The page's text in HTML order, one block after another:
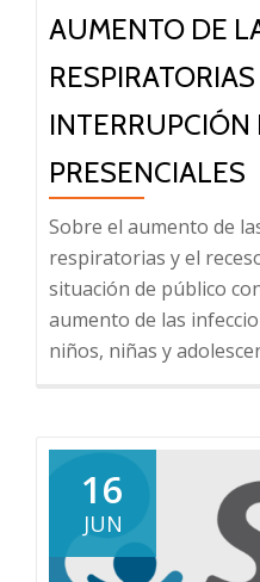
AUMENTO DE
INTERRUPCIÓN
PRESENCIALES
Sobre el aumento de
respiratorias y el
situación de público
aumento de las
niños, niñas y
16
JUN